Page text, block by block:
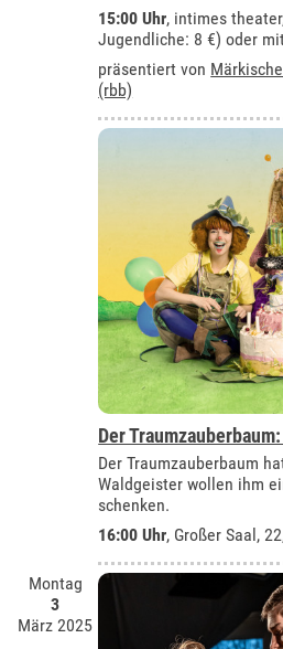
15:00 Uhr, intimes theater
Jugendliche: 8 €) oder
präsentiert von
(rbb)
Der
Der Traumzauberbaum
Waldgeister wollen ihm
schenken.
16:00 Uhr, Großer Saal,
Montag
3
März 2025